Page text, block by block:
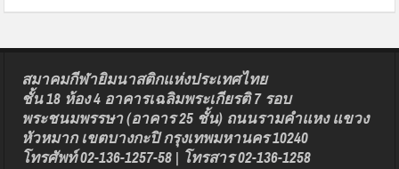
สมาคมกีฬายิมนาสติกแห่งประเทศไทย
ชั้น 18 ห้อง 4 อาคารเฉลิมพระเกียรติ 7 รอบ
พระชนมพรรษา (อาคาร 25 ชั้น) ถนนรามคำแหง แขวง
หัวหมาก เขตบางกะปิ กรุงเทพมหานคร 10240
โทรศัพท์ 02-136-1257-58 | โทรสาร 02-136-1258